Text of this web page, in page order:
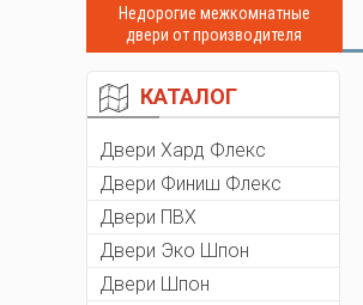
Недорогие межкомнатные
двери от производителя
КАТАЛОГ
Двери Хард Флекс
Двери Финиш Флекс
Двери ПВХ
Двери Эко Шпон
Двери Шпон